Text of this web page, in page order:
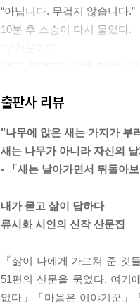
“아닙니다. 무겁지 않습니다.”
10분 후 스승이 다시 물었다.
“조금 무겁지만 참을 만합니다
“지금은 어떤가?”
그러자 스승은 말했다.
“문제는 물병의 무게가 아니
들은 이 물병처럼 그 무게를
* 당신은 이름 없이 나에게로
신비의 문을 여는 열쇠가 우
* ‘길’의 어원이 ‘길들이다’
출판사 리뷰
"나무에 앉은 새는 가지가 부
새는 나무가 아니라 자신의
- 「새는 날아가면서 뒤돌아
내가 묻고 삶이 답하다
류시화 시인의 신작 산문집
『삶이 나에게 가르쳐 준
51편의 산문을 묶었다. 여기
없다」「마음은 이야기꾼」